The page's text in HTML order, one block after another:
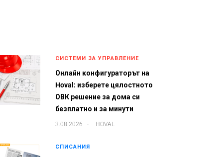
СИСТЕМИ ЗА УПРАВЛЕНИЕ
Онлайн конфигураторът на
Hoval: изберете цялостното
ОВК решение за дома си
безплатно и за минути
3.08.2026 . HOVAL
СПИСАНИЯ